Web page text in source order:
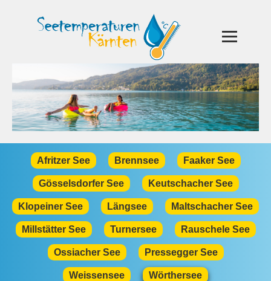
Afritzer See Brennsee Faaker See
Gösselsdorfer See Keutschacher See
Klopeiner See Längsee Maltschacher See
Millstätter See Turnersee Rauschele See
Ossiacher See Pressegger See
Weissensee Wörthersee